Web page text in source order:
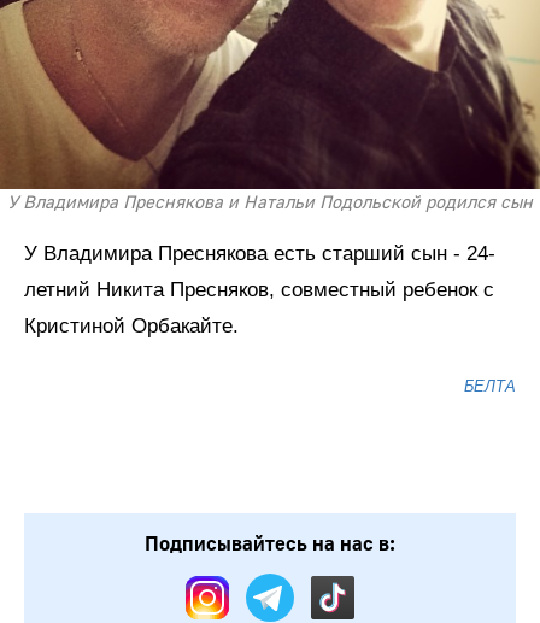
У Владимира Преснякова и Натальи Подольской родился сын
У Владимира Преснякова есть старший сын - 24-
летний Никита Пресняков, совместный ребенок с
Кристиной Орбакайте.
БЕЛТА
Подписывайтесь на нас в: